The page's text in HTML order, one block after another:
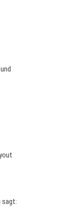
sagt: